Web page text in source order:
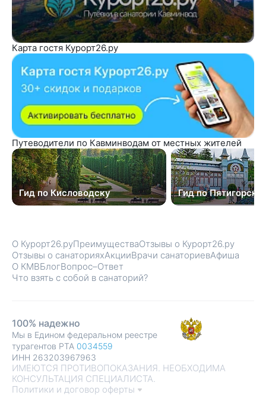
Карта гостя Курорт26.ру
Путеводители по Кавминводам от местных жителей
Гид по Кисловодску Гид по Пятигорску
О Курорт26.руПреимуществаОтзывы о Курорт26.ру
Отзывы о санаторияхАкцииВрачи санаториевАфиша
О КМВБлогВопрос–Ответ
Что взять с собой в санаторий?
ИМЕЮТСЯ ПРОТИВОПОКАЗАНИЯ. НЕОБХОДИМА
КОНСУЛЬТАЦИЯ СПЕЦИАЛИСТА.
Политики и договор оферты
100% надежно
Мы в Едином федеральном реестре
турагентов РТА 0034559
ИНН 263203967963